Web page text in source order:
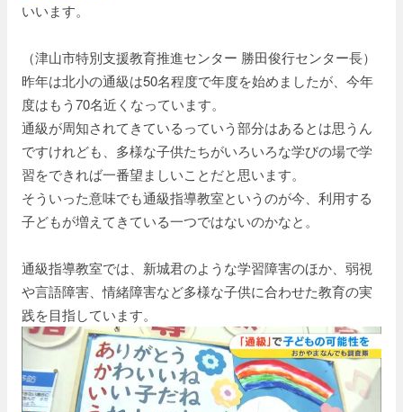
いいます。
（津山市特別支援教育推進センター 勝田俊行センター長）
昨年は北小の通級は50名程度で年度を始めましたが、今年
度はもう70名近くなっています。
通級が周知されてきているっていう部分はあるとは思うん
ですけれども、多様な子供たちがいろいろな学びの場で学
習をできれば一番望ましいことだと思います。
そういった意味でも通級指導教室というのが今、利用する
子どもが増えてきている一つではないのかなと。
通級指導教室では、新城君のような学習障害のほか、弱視
や言語障害、情緒障害など多様な子供に合わせた教育の実
践を目指しています。